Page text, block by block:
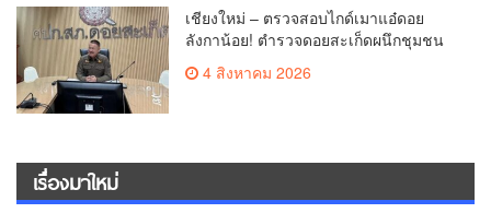
เชียงใหม่ – ตรวจสอบไกด์เมาแอ๋ดอย
ลังกาน้อย! ตำรวจดอยสะเก็ดผนึกชุมชน
สยบดราม่าโซเชียล ส่งตัวบำบัดด่วน
สร้างความมั่นใจให้นักท่องเที่ยว
4 สิงหาคม 2026
เรื่องมาใหม่